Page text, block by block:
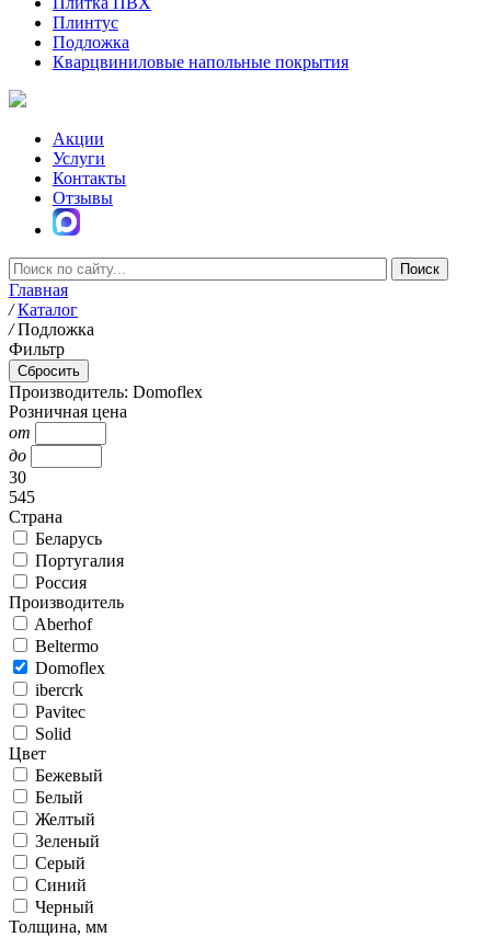
Плинтус
Подложка
Кварцвиниловые напольные покрытия
Акции
Услуги
Контакты
Отзывы
Главная
/ Каталог
/ Подложка
Фильтр
Производитель: Domoflex
Розничная цена
от
до
30
545
Страна
Беларусь
Португалия
Россия
Производитель
Aberhof
Beltermo
Domoflex
ibercrk
Pavitec
Solid
Цвет
Бежевый
Белый
Желтый
Зеленый
Серый
Синий
Черный
Толщина, мм